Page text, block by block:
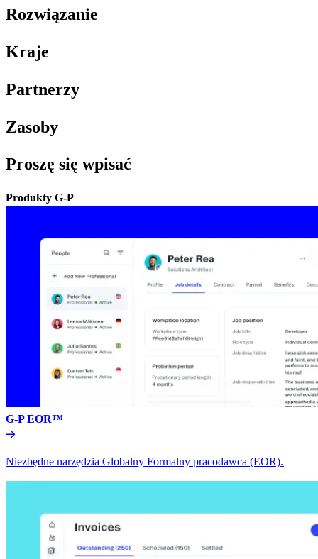
Rozwiązanie​​
Kraje​​
Partnerzy​​
Zasoby​​
Proszę się wpisać​​
Produkty G-P​​
G-P EOR™​​
Niezbędne narzędzia Globalny Formalny pracodawca (EOR).​​